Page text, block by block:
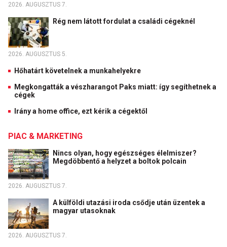
2026. AUGUSZTUS 7.
Rég nem látott fordulat a családi cégeknél
2026. AUGUSZTUS 5.
Hőhatárt követelnek a munkahelyekre
Megkongatták a vészharangot Paks miatt: így segíthetnek a
cégek
Irány a home office, ezt kérik a cégektől
PIAC & MARKETING
Nincs olyan, hogy egészséges élelmiszer?
Megdöbbentő a helyzet a boltok polcain
2026. AUGUSZTUS 7.
A külföldi utazási iroda csődje után üzentek a
magyar utasoknak
2026. AUGUSZTUS 7.